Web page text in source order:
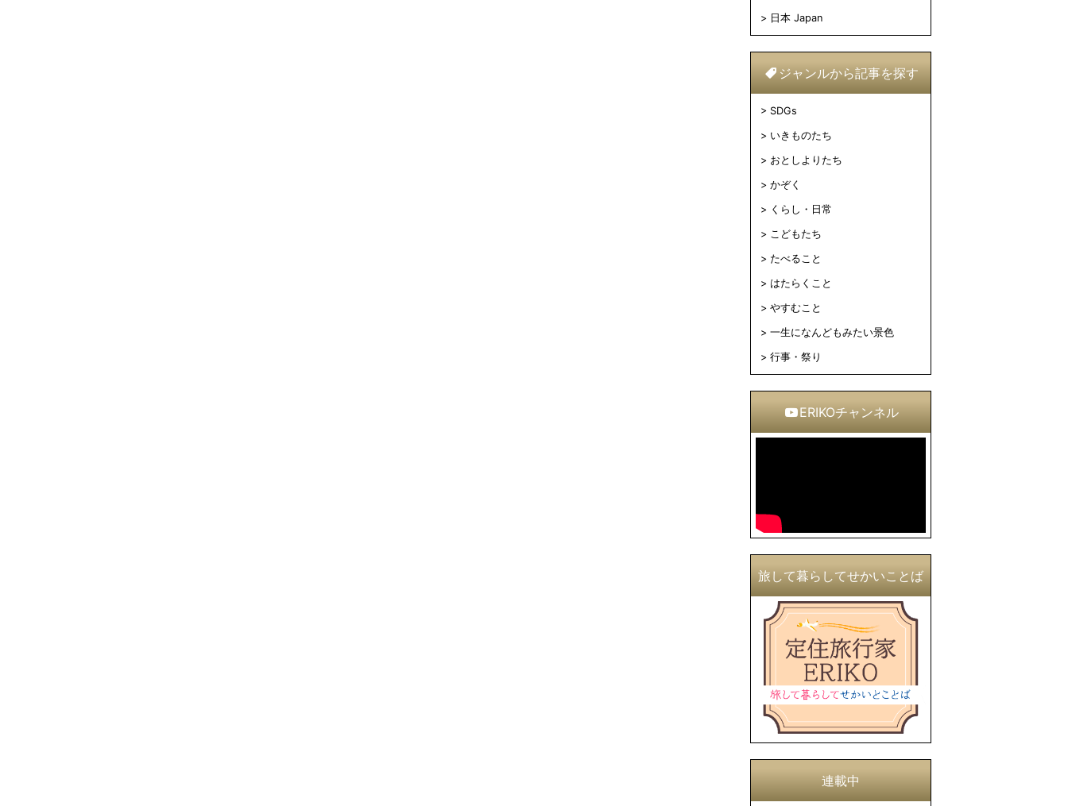
日本 Japan
ジャンルから記事を探す
SDGs
いきものたち
おとしよりたち
かぞく
くらし・日常
こどもたち
たべること
はたらくこと
やすむこと
一生になんどもみたい景色
行事・祭り
ERIKOチャンネル
旅して暮らしてせかいことば
連載中